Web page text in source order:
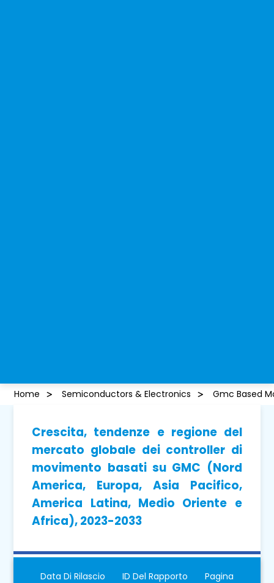
Home Semiconductors & Electronics Gmc Based
Crescita, tendenze e regione del
mercato globale dei controller di
movimento basati su GMC (Nord
America, Europa, Asia Pacifico,
America Latina, Medio Oriente e
Africa), 2023-2033
Data Di Rilascio
ID Del Rapporto
Pagina